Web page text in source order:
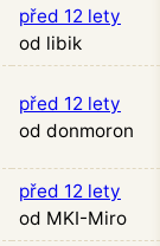
před 12 lety
od libik
před 12 lety
od donmoron
před 12 lety
od MKI-Miro